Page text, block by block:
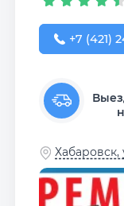
+7 (421)
+7 (421)
Хабаровск,